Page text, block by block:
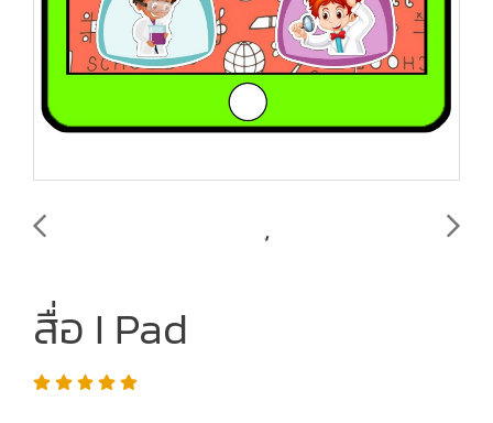
สื่อ I Pad